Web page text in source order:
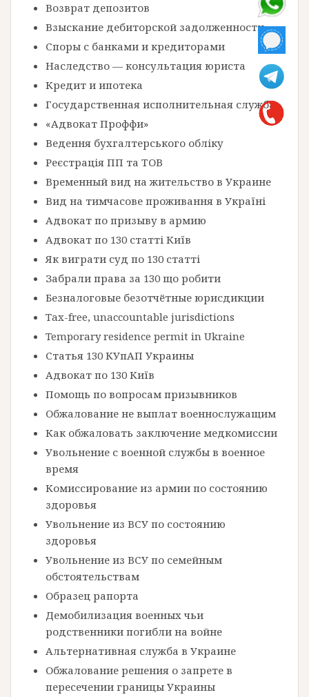
Возврат депозитов
Взыскание дебиторской задолженности
Споры с банками и кредиторами
Наследство — консультация юриста
Кредит и ипотека
Государственная исполнительная служба
«Адвокат Проффи»
Ведення бухгалтерського обліку
Реєстрація ПП та ТОВ
Временный вид на жительство в Украине
Вид на тимчасове проживання в Україні
Адвокат по призыву в армию
Адвокат по 130 статті Київ
Як виграти суд по 130 статті
Забрали права за 130 що робити
Безналоговые безотчётные юрисдикции
Tax-free, unaccountable jurisdictions
Temporary residence permit in Ukraine
Статья 130 КУпАП Украины
Адвокат по 130 Київ
Помощь по вопросам призывников
Обжалование не выплат военнослужащим
Как обжаловать заключение медкомиссии
Увольнение с военной службы в военное
время
Комиссирование из армии по состоянию
здоровья
Увольнение из ВСУ по состоянию
здоровья
Увольнение из ВСУ по семейным
обстоятельствам
Образец рапорта
Демобилизация военных чьи
родственники погибли на войне
Альтернативная служба в Украине
Обжалование решения о запрете в
пересечении границы Украины